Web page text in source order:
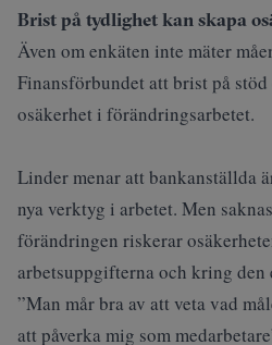
Brist på tydlighet kan skapa
Även om enkäten inte mäter
Finansförbundet att brist på
osäkerhet i förändringsarbetet.
Linder menar att bankanställda
nya verktyg i arbetet. Men
förändringen riskerar
arbetsuppgifterna och kring den
”Man mår bra av att veta vad
att påverka mig som